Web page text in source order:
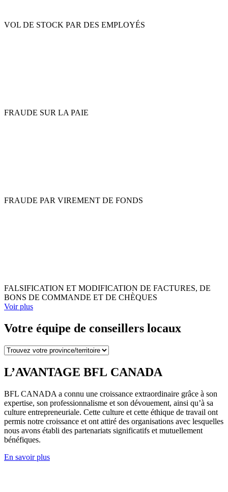
VOL DE STOCK PAR DES EMPLOYÉS
FRAUDE SUR LA PAIE
FRAUDE PAR VIREMENT DE FONDS
FALSIFICATION ET MODIFICATION DE FACTURES, DE
BONS DE COMMANDE ET DE CHÈQUES
Voir plus
Votre équipe de conseillers locaux
L’AVANTAGE BFL CANADA
BFL CANADA a connu une croissance extraordinaire grâce à son
expertise, son professionnalisme et son dévouement, ainsi qu’à sa
culture entrepreneuriale. Cette culture et cette éthique de travail ont
permis notre croissance et ont attiré des organisations avec lesquelles
nous avons établi des partenariats significatifs et mutuellement
bénéfiques.
En savoir plus